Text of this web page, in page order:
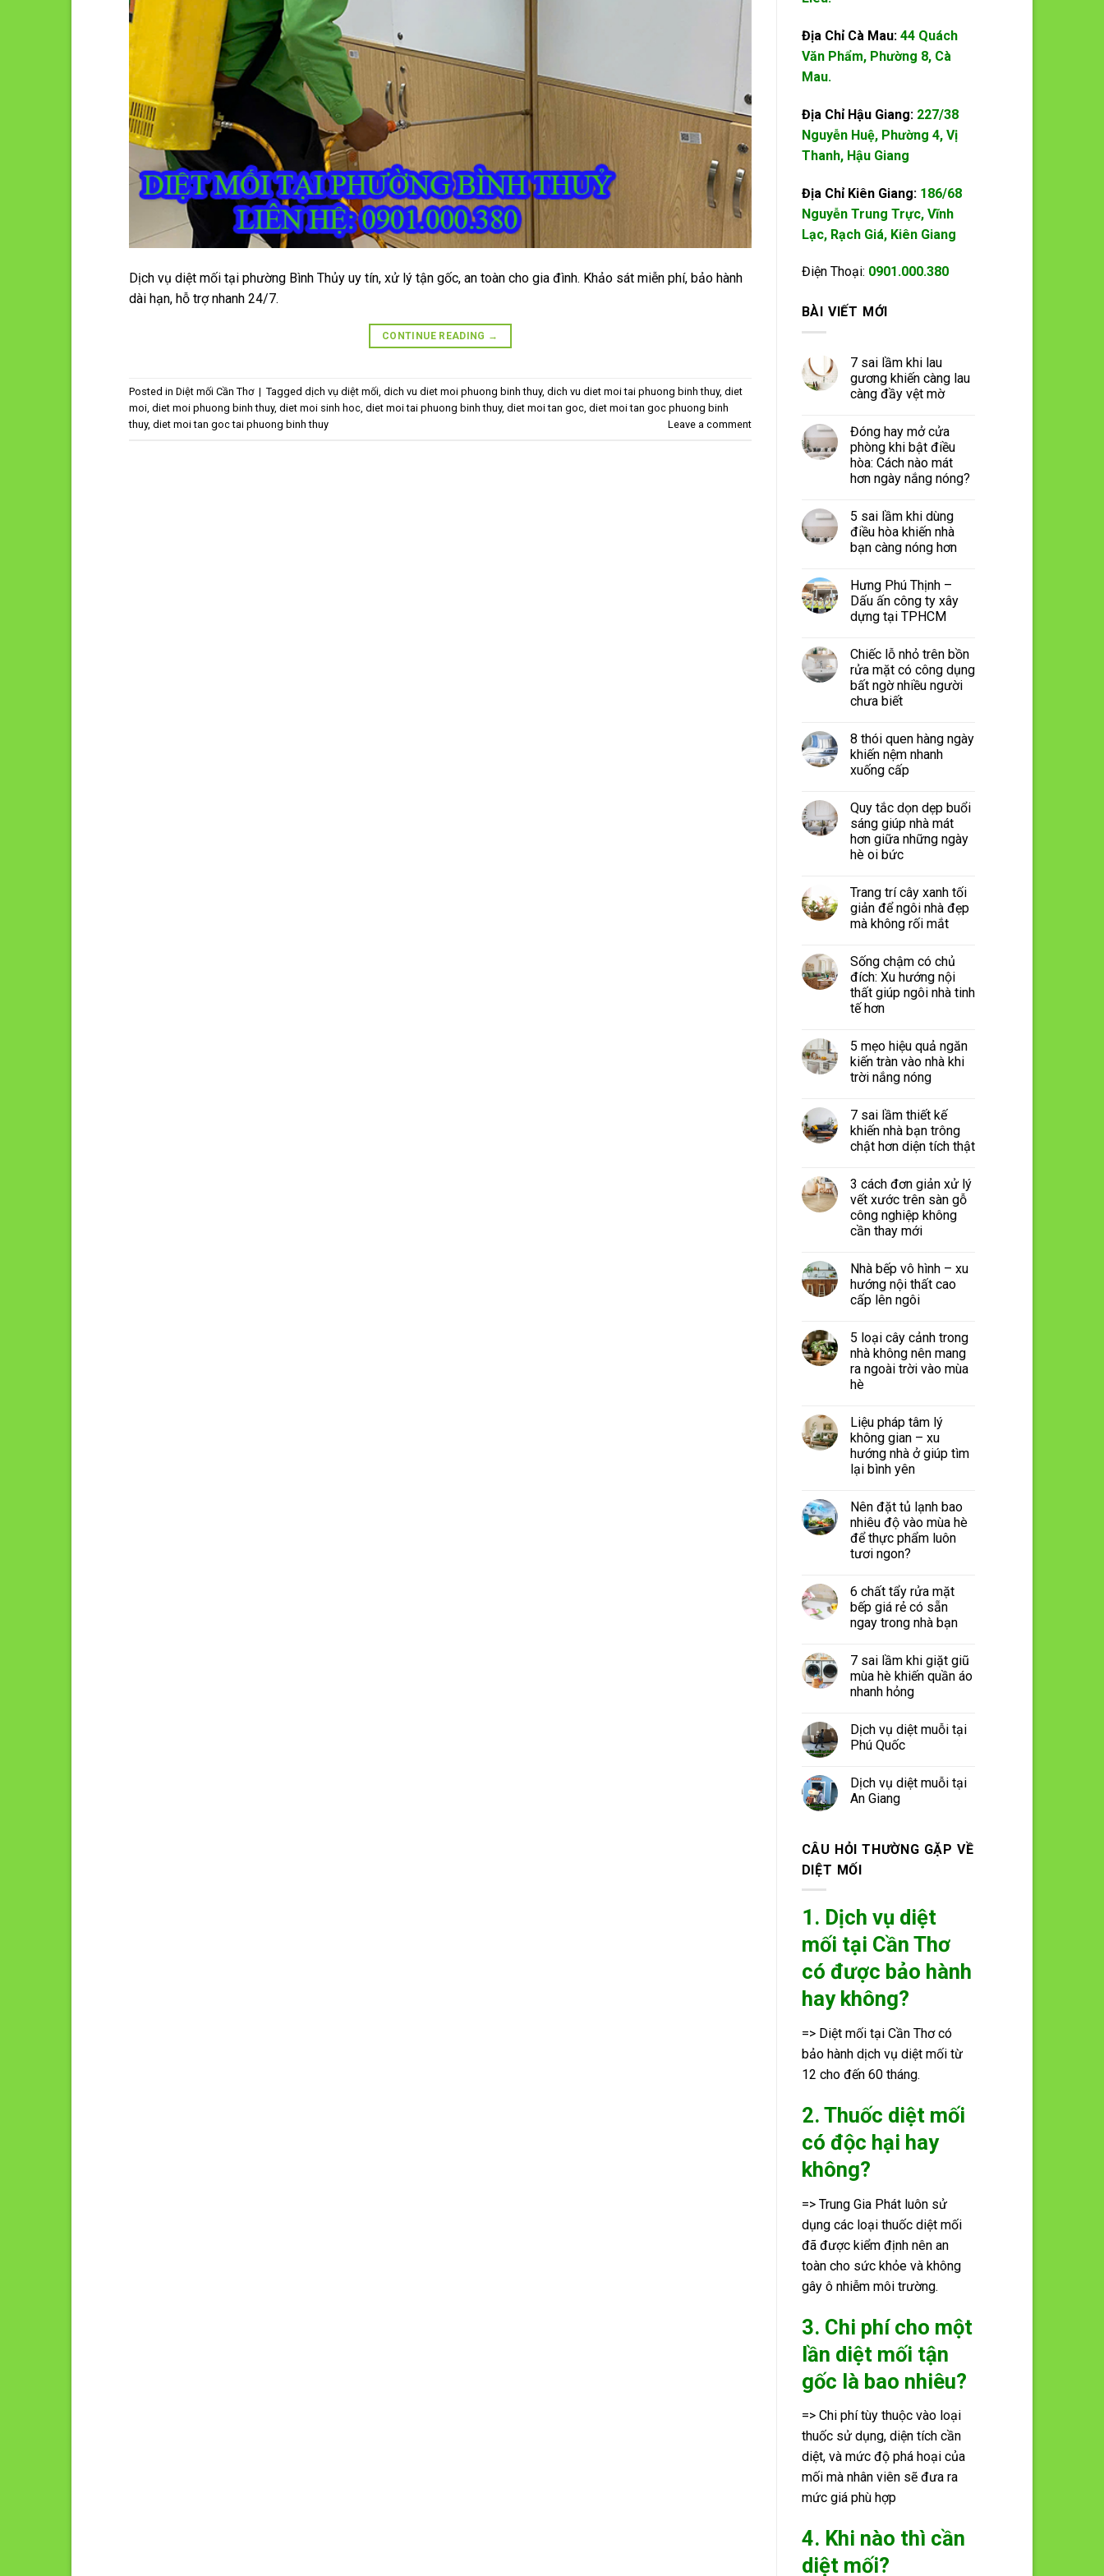
Dịch vụ diệt mối tại phường Bình Thủy uy tín, xử lý tận gốc, an toàn cho gia đình. Khảo sát miễn phí, bảo hành
dài hạn, hỗ trợ nhanh 24/7.
CONTINUE READING →
Posted in Diệt mối Cần Thơ | Tagged dịch vụ diệt mối, dich vu diet moi phuong binh thuy, dich vu diet moi tai phuong binh thuy, diet
moi, diet moi phuong binh thuy, diet moi sinh hoc, diet moi tai phuong binh thuy, diet moi tan goc, diet moi tan goc phuong binh
thuy, diet moi tan goc tai phuong binh thuy Leave a comment
Địa Chỉ Cà Mau: 44 Quách
Văn Phẩm, Phường 8, Cà
Mau.
Địa Chỉ Hậu Giang: 227/38
Nguyễn Huệ, Phường 4, Vị
Thanh, Hậu Giang
Địa Chỉ Kiên Giang: 186/68
Nguyễn Trung Trực, Vĩnh
Lạc, Rạch Giá, Kiên Giang
Điện Thoại: 0901.000.380
BÀI VIẾT MỚI
7 sai lầm khi lau
gương khiến càng lau
càng đầy vệt mờ
Đóng hay mở cửa
phòng khi bật điều
hòa: Cách nào mát
hơn ngày nắng nóng?
5 sai lầm khi dùng
điều hòa khiến nhà
bạn càng nóng hơn
Hưng Phú Thịnh –
Dấu ấn công ty xây
dựng tại TPHCM
Chiếc lỗ nhỏ trên bồn
rửa mặt có công dụng
bất ngờ nhiều người
chưa biết
8 thói quen hàng ngày
khiến nệm nhanh
xuống cấp
Quy tắc dọn dẹp buổi
sáng giúp nhà mát
hơn giữa những ngày
hè oi bức
Trang trí cây xanh tối
giản để ngôi nhà đẹp
mà không rối mắt
Sống chậm có chủ
đích: Xu hướng nội
thất giúp ngôi nhà tinh
tế hơn
5 mẹo hiệu quả ngăn
kiến tràn vào nhà khi
trời nắng nóng
7 sai lầm thiết kế
khiến nhà bạn trông
chật hơn diện tích thật
3 cách đơn giản xử lý
vết xước trên sàn gỗ
công nghiệp không
cần thay mới
Nhà bếp vô hình – xu
hướng nội thất cao
cấp lên ngôi
5 loại cây cảnh trong
nhà không nên mang
ra ngoài trời vào mùa
hè
Liệu pháp tâm lý
không gian – xu
hướng nhà ở giúp tìm
lại bình yên
Nên đặt tủ lạnh bao
nhiêu độ vào mùa hè
để thực phẩm luôn
tươi ngon?
6 chất tẩy rửa mặt
bếp giá rẻ có sẵn
ngay trong nhà bạn
7 sai lầm khi giặt giũ
mùa hè khiến quần áo
nhanh hỏng
Dịch vụ diệt muỗi tại
Phú Quốc
Dịch vụ diệt muỗi tại
An Giang
CÂU HỎI THƯỜNG GẶP VỀ
DIỆT MỐI
1. Dịch vụ diệt
mối tại Cần Thơ
có được bảo hành
hay không?
=> Diệt mối tại Cần Thơ có
bảo hành dịch vụ diệt mối từ
12 cho đến 60 tháng.
2. Thuốc diệt mối
có độc hại hay
không?
=> Trung Gia Phát luôn sử
dụng các loại thuốc diệt mối
đã được kiểm định nên an
toàn cho sức khỏe và không
gây ô nhiễm môi trường.
3. Chi phí cho một
lần diệt mối tận
gốc là bao nhiêu?
=> Chi phí tùy thuộc vào loại
thuốc sử dụng, diện tích cần
diệt, và mức độ phá hoại của
mối mà nhân viên sẽ đưa ra
mức giá phù hợp
4. Khi nào thì cần
diệt mối?